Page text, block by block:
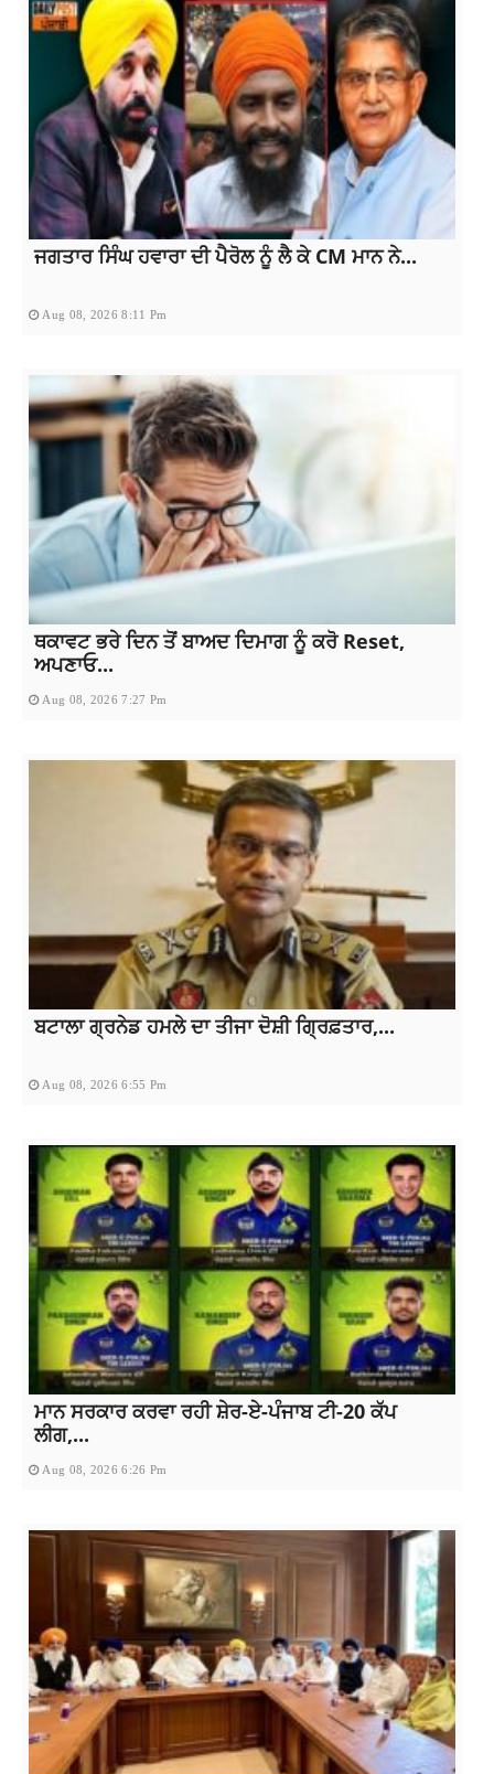
ਜਗਤਾਰ ਸਿੰਘ ਹਵਾਰਾ ਦੀ ਪੈਰੋਲ ਨੂੰ ਲੈ ਕੇ CM ਮਾਨ ਨੇ...
Aug 08, 2026 8:11 Pm
ਥਕਾਵਟ ਭਰੇ ਦਿਨ ਤੋਂ ਬਾਅਦ ਦਿਮਾਗ ਨੂੰ ਕਰੋ Reset,
ਅਪਣਾਓ...
Aug 08, 2026 7:27 Pm
ਬਟਾਲਾ ਗ੍ਰਨੇਡ ਹਮਲੇ ਦਾ ਤੀਜਾ ਦੋਸ਼ੀ ਗ੍ਰਿਫ਼ਤਾਰ,...
Aug 08, 2026 6:55 Pm
ਮਾਨ ਸਰਕਾਰ ਕਰਵਾ ਰਹੀ ਸ਼ੇਰ-ਏ-ਪੰਜਾਬ ਟੀ-20 ਕੱਪ
ਲੀਗ,...
Aug 08, 2026 6:26 Pm